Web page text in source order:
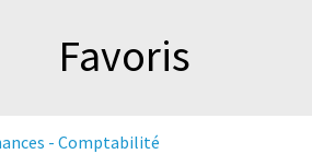
Favoris
- Comptabilité